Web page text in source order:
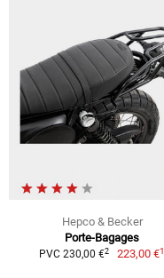
Hepco & Becker
Porte-Bagages
PVC 230,00 €2 223,00 €1